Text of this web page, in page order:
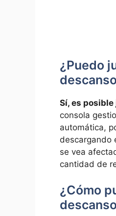
¿Puedo
Sí, es
consola
automática,
descargando
se vea
cantidad de
¿Cómo